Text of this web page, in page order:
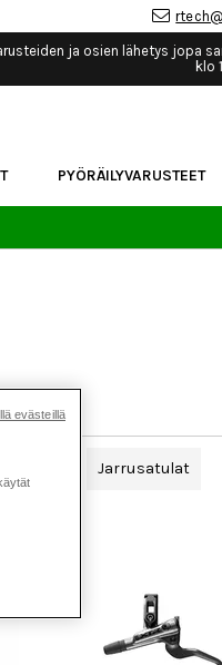
ja osien lähetys jopa
klo
PYÖRÄILYVARUSTEET
Jarrusatulat
evästeillä